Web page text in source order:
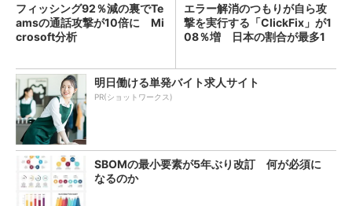
フィッシング92％減の裏でTe
amsの通話攻撃が10倍に Mi
crosoft分析
エラー解消のつもりが自ら攻
撃を実行する「ClickFix」が1
08％増 日本の割合が最多1
明日働ける単発バイト求人サイト
PR(ショットワークス)
SBOMの最小要素が5年ぶり改訂 何が必須に
なるのか